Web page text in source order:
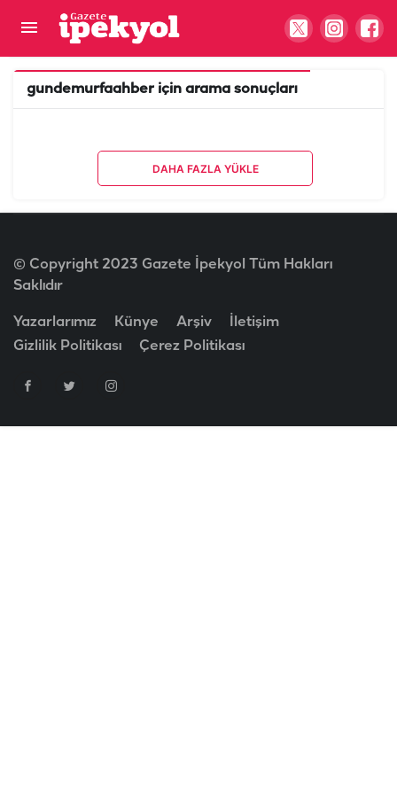
gundemurfaahber için arama sonuçları
DAHA FAZLA YÜKLE
© Copyright 2023 Gazete İpekyol Tüm Hakları
Saklıdır
Yazarlarımız Künye Arşiv
İletişim
Gizlilik Politikası
Çerez Politikası